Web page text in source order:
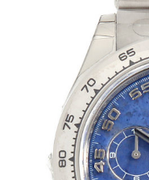
全てのブランドを見
る